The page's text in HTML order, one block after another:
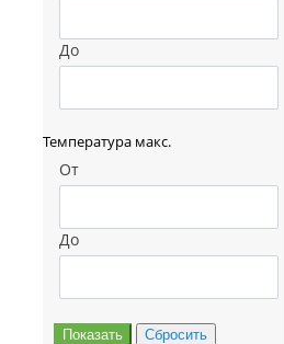
До
Температура макс.
От
До